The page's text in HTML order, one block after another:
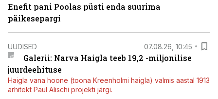
Enefit pani Poolas püsti enda suurima
päikesepargi
UUDISED 07.08.26, 10:45
Galerii: Narva Haigla teeb 19,2 -miljonilise
juurdeehituse
Haigla vana hoone (toona Kreenholmi haigla) valmis aastal 1913
arhitekt Paul Alischi projekti järgi.